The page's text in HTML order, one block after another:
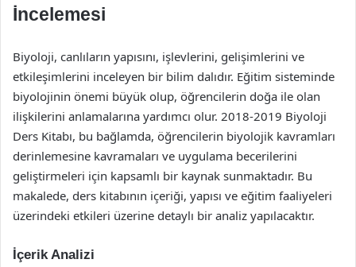
İncelemesi
Biyoloji, canlıların yapısını, işlevlerini, gelişimlerini ve
etkileşimlerini inceleyen bir bilim dalıdır. Eğitim sisteminde
biyolojinin önemi büyük olup, öğrencilerin doğa ile olan
ilişkilerini anlamalarına yardımcı olur. 2018-2019 Biyoloji
Ders Kitabı, bu bağlamda, öğrencilerin biyolojik kavramları
derinlemesine kavramaları ve uygulama becerilerini
geliştirmeleri için kapsamlı bir kaynak sunmaktadır. Bu
makalede, ders kitabının içeriği, yapısı ve eğitim faaliyeleri
üzerindeki etkileri üzerine detaylı bir analiz yapılacaktır.
İçerik Analizi